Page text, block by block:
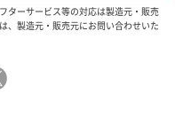
ターサービス等の対応は製造元・販売
、製造元・販売元にお問い合わせいた